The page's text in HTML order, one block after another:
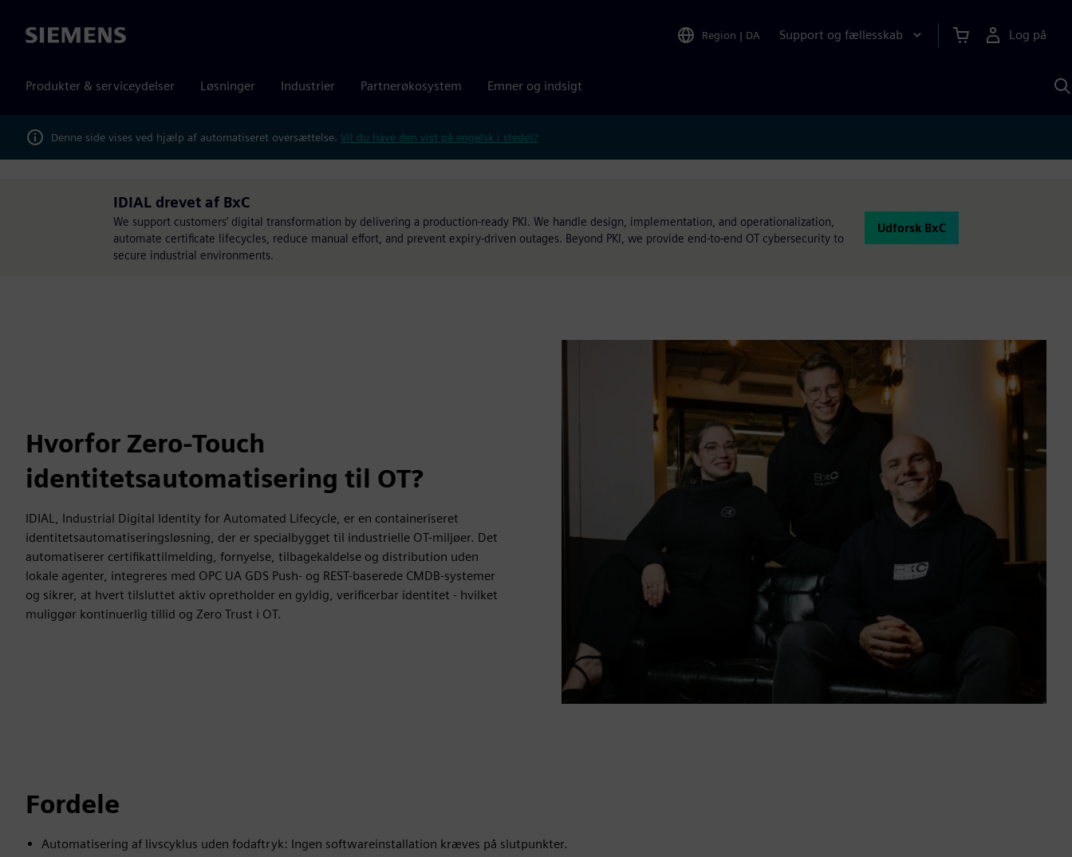
Siemens Region | DA Support og fællesskab Log på
Produkter & serviceydelser Løsninger Industrier Partnerøkosystem Emner og indsigt
Denne side vises ved hjælp af automatiseret oversættelse. Vil du have den vist på engelsk i stedet?
IDIAL drevet af BxC
We support customers’ digital transformation by delivering a production-ready PKI. We handle design, implementation, and operationalization,
automate certificate lifecycles, reduce manual effort, and prevent expiry-driven outages. Beyond PKI, we provide end-to-end OT cybersecurity to
secure industrial environments.
Udforsk BxC
Hvorfor Zero-Touch
identitetsautomatisering til OT?
IDIAL, Industrial Digital Identity for Automated Lifecycle, er en containeriseret
identitetsautomatiseringsløsning, der er specialbygget til industrielle OT-miljøer. Det
automatiserer certifikattilmelding, fornyelse, tilbagekaldelse og distribution uden
lokale agenter, integreres med OPC UA GDS Push- og REST-baserede CMDB-systemer
og sikrer, at hvert tilsluttet aktiv opretholder en gyldig, verificerbar identitet - hvilket
muliggør kontinuerlig tillid og Zero Trust i OT.
Fordele
Automatisering af livscyklus uden fodaftryk: Ingen softwareinstallation kræves på slutpunkter.